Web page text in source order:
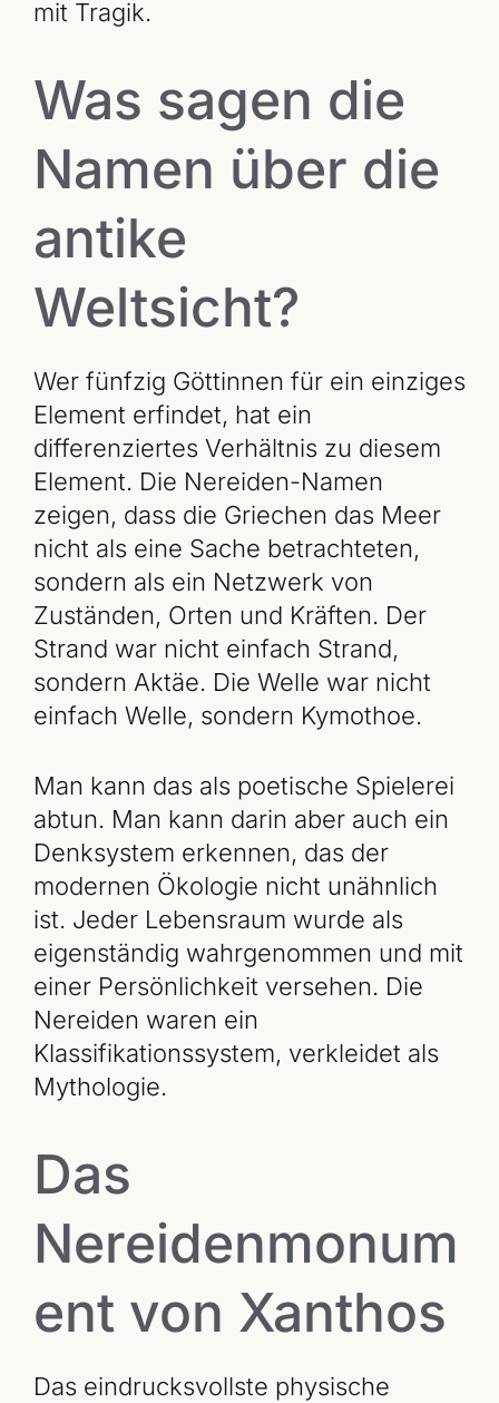
mit Tragik.
Was sagen die
Namen über die
antike
Weltsicht?
Wer fünfzig Göttinnen für ein einziges
Element erfindet, hat ein
differenziertes Verhältnis zu diesem
Element. Die Nereiden-Namen
zeigen, dass die Griechen das Meer
nicht als eine Sache betrachteten,
sondern als ein Netzwerk von
Zuständen, Orten und Kräften. Der
Strand war nicht einfach Strand,
sondern Aktäe. Die Welle war nicht
einfach Welle, sondern Kymothoe.
Man kann das als poetische Spielerei
abtun. Man kann darin aber auch ein
Denksystem erkennen, das der
modernen Ökologie nicht unähnlich
ist. Jeder Lebensraum wurde als
eigenständig wahrgenommen und mit
einer Persönlichkeit versehen. Die
Nereiden waren ein
Klassifikationssystem, verkleidet als
Mythologie.
Das
Nereidenmonum
ent von Xanthos
Das eindrucksvollste physische